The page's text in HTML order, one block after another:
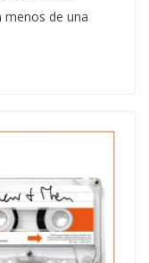
menos de una